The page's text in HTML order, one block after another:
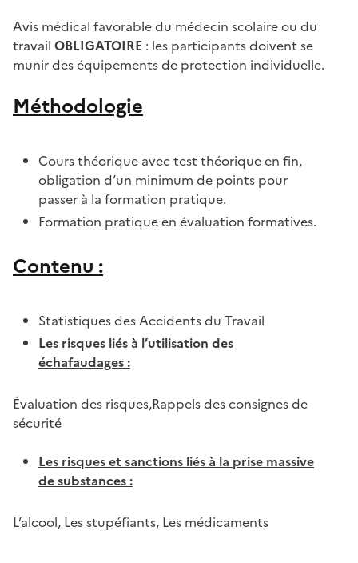
Avis médical favorable du médecin scolaire ou du
travail OBLIGATOIRE : les participants doivent se
munir des équipements de protection individuelle.
Méthodologie
Cours théorique avec test théorique en fin,
obligation d’un minimum de points pour
passer à la formation pratique.
Formation pratique en évaluation formatives.
Contenu :
Statistiques des Accidents du Travail
Les risques liés à l’utilisation des
échafaudages :
Évaluation des risques,Rappels des consignes de
sécurité
Les risques et sanctions liés à la prise massive
de substances :
L’alcool, Les stupéfiants, Les médicaments